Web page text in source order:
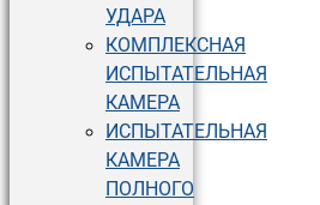
УДАРА
КОМПЛЕКСНАЯ
ИСПЫТАТЕЛЬНАЯ
КАМЕРА
ИСПЫТАТЕЛЬНАЯ
КАМЕРА
ПОЛНОГО